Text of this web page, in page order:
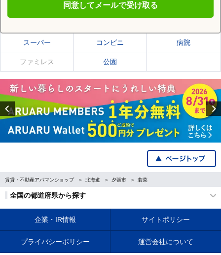
同意してメールで受け取る
夕張市の施設一覧
スーパー コンビニ 病院
ファミレス 公園
Previous
賃貸・不動産アパマンショップ 北海道 夕張市 若菜
全国の都道府県から探す
企業・IR情報 サイトポリシー
プライバシーポリシー 運営会社について